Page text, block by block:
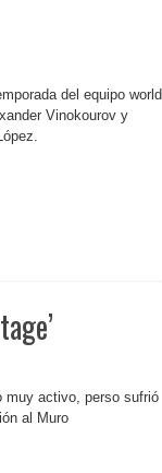
del equipo world
Vinokourov y
muy activo, perso sufrió
al Muro